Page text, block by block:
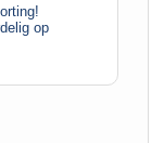
op